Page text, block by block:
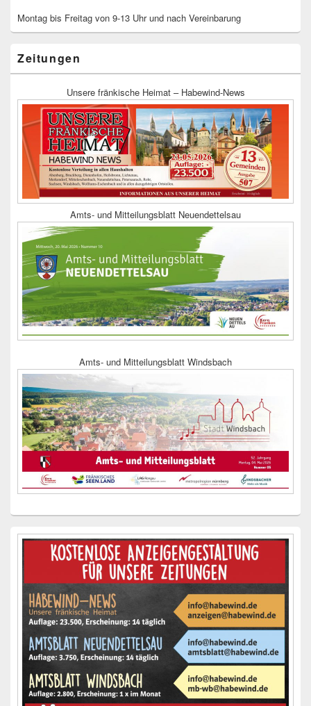
Montag bis Freitag von 9-13 Uhr und nach Vereinbarung
Zeitungen
Unsere fränkische Heimat – Habewind-News
Amts- und Mitteilungsblatt Neuendettelsau
Amts- und Mitteilungsblatt Windsbach